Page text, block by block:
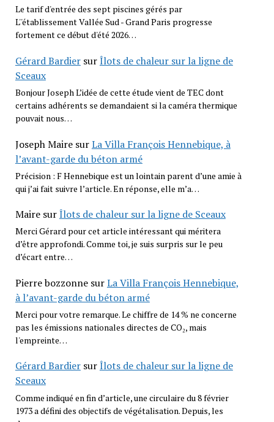
Le tarif d'entrée des sept piscines gérés par
L''établissement Vallée Sud - Grand Paris progresse
fortement ce début d'été 2026…
Gérard BardiersurÎlots de chaleur sur la ligne de
Sceaux
Bonjour Joseph L’idée de cette étude vient de TEC dont
certains adhérents se demandaient si la caméra thermique
pouvait nous…
Joseph MairesurLa Villa François Hennebique, à
l’avant-garde du béton armé
Précision : F Hennebique est un lointain parent d’une amie à
qui j’ai fait suivre l’article. En réponse, elle m’a…
MairesurÎlots de chaleur sur la ligne de Sceaux
Merci Gérard pour cet article intéressant qui méritera
d’être approfondi. Comme toi, je suis surpris sur le peu
d’écart entre…
Pierre bozzonnesurLa Villa François Hennebique,
à l’avant-garde du béton armé
Merci pour votre remarque. Le chiffre de 14 % ne concerne
pas les émissions nationales directes de CO₂, mais
l'empreinte…
Gérard BardiersurÎlots de chaleur sur la ligne de
Sceaux
Comme indiqué en fin d’article, une circulaire du 8 février
1973 a défini des objectifs de végétalisation. Depuis, les